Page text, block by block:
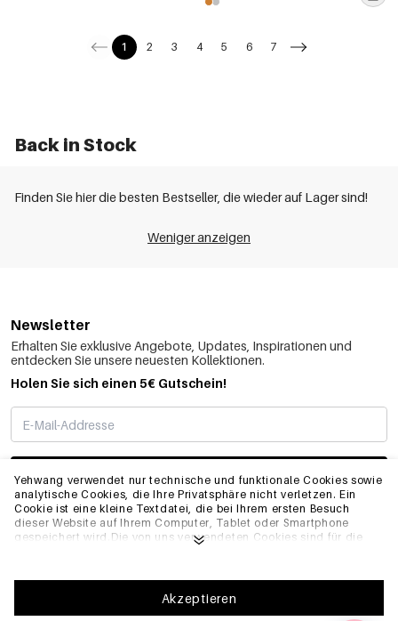
Yehwang verwendet nur technische und funktionale Cookies sowie
analytische Cookies, die Ihre Privatsphäre nicht verletzen. Ein
Cookie ist eine kleine Textdatei, die bei Ihrem ersten Besuch
dieser Website auf Ihrem Computer, Tablet oder Smartphone
gespeichert wird.Die von uns verwendeten Cookies sind für die
Website, ordnungsgemäß zu funktionieren und z.B. Ihre
bevorzugten Einstellungen zu speichern. Sie ermöglichen es uns
auch, unsere Website zu optimieren.Um sicherzustellen, dass Sie
Akzeptieren
1 2 3 4 5 6 7
Back in Stock
Finden Sie hier die besten Bestseller, die wieder auf Lager sind!
Weniger anzeigen
Newsletter
Erhalten Sie exklusive Angebote, Updates, Inspirationen und
entdecken Sie unsere neuesten Kollektionen.
Holen Sie sich einen 5€ Gutschein!
ABONNIEREN
INFO